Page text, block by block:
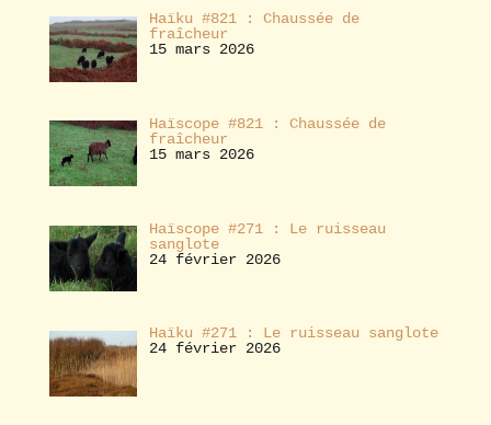
Haïku #821 : Chaussée de
fraîcheur
15 mars 2026
Haïscope #821 : Chaussée de
fraîcheur
15 mars 2026
Haïscope #271 : Le ruisseau
sanglote
24 février 2026
Haïku #271 : Le ruisseau sanglote
24 février 2026